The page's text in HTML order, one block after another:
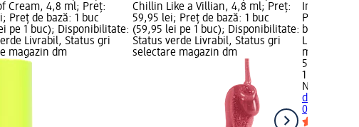
Cream, 4,8 ml; Preț:
Preț de bază: 1 buc
pe 1 buc); Disponibilitate:
Livrabil, Status gri
magazin dm
Chillin Like a Villian, 4,8 ml; Preț:
59,95 lei; Preț de bază: 1 buc
(59,95 lei pe 1 buc); Disponibilitate:
Status verde Livrabil, Status gri
selectare magazin dm
Inside,
Preț de
buc);
Livrabil,
magazin
59,95 lei
1 buc
NYX
de buze
0,024 Kg